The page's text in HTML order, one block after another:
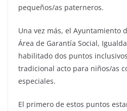
pequeños/as paterneros.
Una vez más, el Ayuntamiento
Área de Garantía Social,
habilitado dos puntos
tradicional acto para niños/as
especiales.
El primero de estos puntos